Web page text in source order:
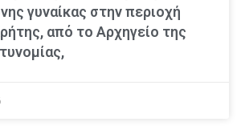
γυναίκας στην περιοχή
από το Αρχηγείο της